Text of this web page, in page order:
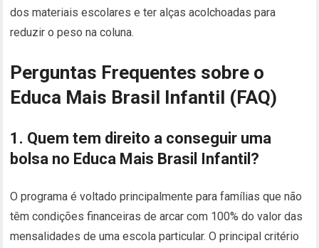
dos materiais escolares e ter alças acolchoadas para
reduzir o peso na coluna.
Perguntas Frequentes sobre o
Educa Mais Brasil Infantil (FAQ)
1. Quem tem direito a conseguir uma
bolsa no Educa Mais Brasil Infantil?
O programa é voltado principalmente para famílias que não
têm condições financeiras de arcar com 100% do valor das
mensalidades de uma escola particular. O principal critério